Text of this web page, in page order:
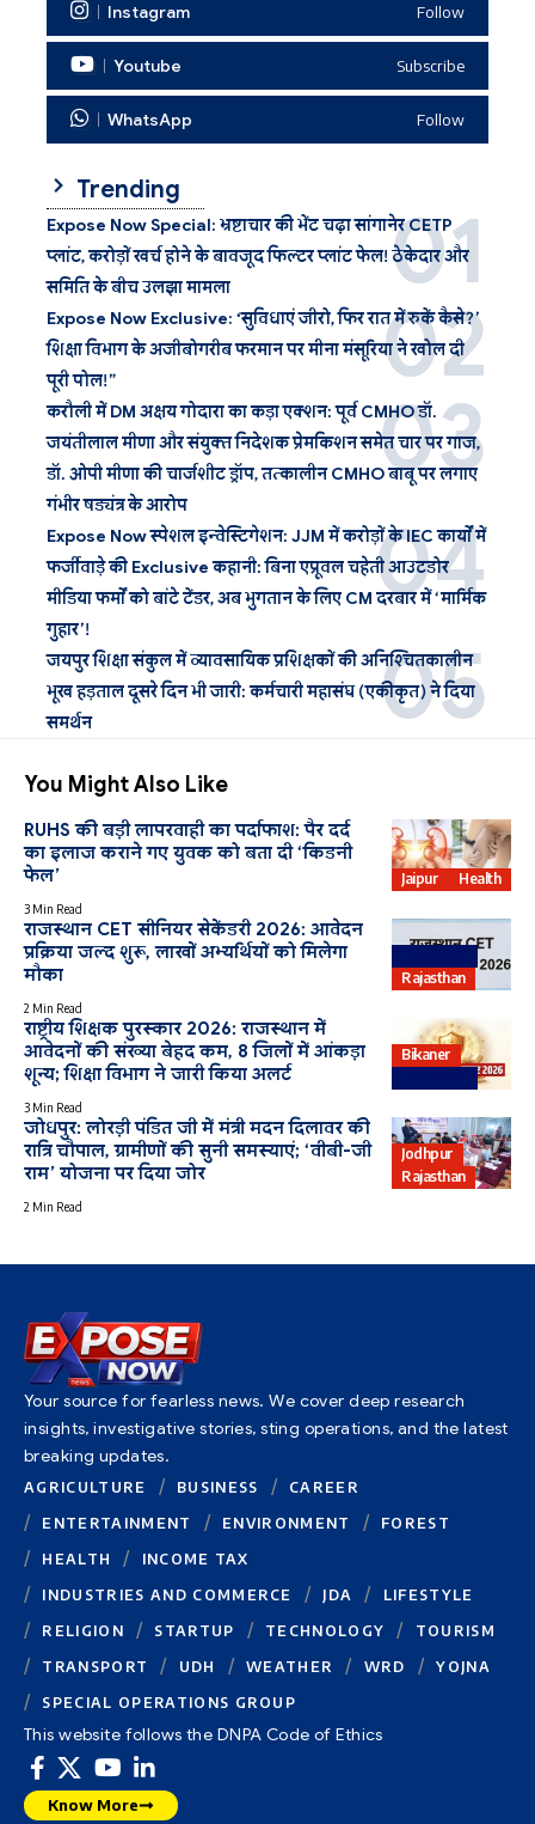
Instagram Follow
Youtube Subscribe
WhatsApp Follow
Trending
Expose Now Special: भ्रष्टाचार की भेंट चढ़ा सांगानेर CETP
प्लांट, करोड़ों खर्च होने के बावजूद फिल्टर प्लांट फेल! ठेकेदार और
समिति के बीच उलझा मामला
Expose Now Exclusive: ‘सुविधाएं जीरो, फिर रात में रुकें कैसे?’
शिक्षा विभाग के अजीबोगरीब फरमान पर मीना मंसूरिया ने खोल दी
पूरी पोल!”
करौली में DM अक्षय गोदारा का कड़ा एक्शन: पूर्व CMHO डॉ.
जयंतीलाल मीणा और संयुक्त निदेशक प्रेमकिशन समेत चार पर गाज,
डॉ. ओपी मीणा की चार्जशीट ड्रॉप, तत्कालीन CMHO बाबू पर लगाए
गंभीर षड्यंत्र के आरोप
Expose Now स्पेशल इन्वेस्टिगेशन: JJM में करोड़ों के IEC कार्यों में
फर्जीवाड़े की Exclusive कहानी: बिना एप्रूवल चहेती आउटडोर
मीडिया फर्मों को बांटे टेंडर, अब भुगतान के लिए CM दरबार में ‘मार्मिक
गुहार’!
जयपुर शिक्षा संकुल में व्यावसायिक प्रशिक्षकों की अनिश्चितकालीन
भूख हड़ताल दूसरे दिन भी जारी: कर्मचारी महासंघ (एकीकृत) ने दिया
समर्थन
You Might Also Like
Jaipur Health
RUHS की बड़ी लापरवाही का पर्दाफाश: पैर दर्द
का इलाज कराने गए युवक को बता दी ‘किडनी
फेल’
3 Min Read
Rajasthan
राजस्थान CET सीनियर सेकेंडरी 2026: आवेदन
प्रक्रिया जल्द शुरू, लाखों अभ्यर्थियों को मिलेगा
मौका
2 Min Read
Bikaner
राष्ट्रीय शिक्षक पुरस्कार 2026: राजस्थान में
आवेदनों की संख्या बेहद कम, 8 जिलों में आंकड़ा
शून्य; शिक्षा विभाग ने जारी किया अलर्ट
3 Min Read
Jodhpur
Rajasthan
जोधपुर: लोरड़ी पंडित जी में मंत्री मदन दिलावर की
रात्रि चौपाल, ग्रामीणों की सुनी समस्याएं; ‘वीबी-जी
राम’ योजना पर दिया जोर
2 Min Read
Your source for fearless news. We cover deep research
insights, investigative stories, sting operations, and the latest
breaking updates.
AGRICULTURE BUSINESS
CAREER
ENTERTAINMENT
ENVIRONMENT
FOREST
HEALTH
INCOME TAX
INDUSTRIES AND COMMERCE
JDA
LIFESTYLE
RELIGION
STARTUP TECHNOLOGY
TOURISM
TRANSPORT
UDH WEATHER WRD
YOJNA
SPECIAL OPERATIONS GROUP
This website follows the DNPA Code of Ethics
Know More